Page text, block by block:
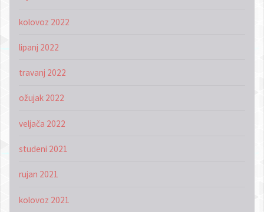
kolovoz 2022
lipanj 2022
travanj 2022
ožujak 2022
veljača 2022
studeni 2021
rujan 2021
kolovoz 2021